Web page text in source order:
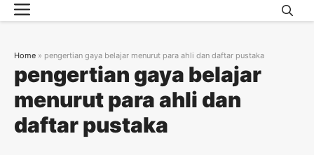
Skip
to
Menu
pengertian gaya belajar
menurut para ahli dan
daftar pustaka
Home » pengertian gaya belajar menurut para ahli dan daftar pustaka